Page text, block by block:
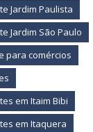
Jardim Paulista
Jardim São Paulo
para comércios
em Itaim Bibi
em Itaquera